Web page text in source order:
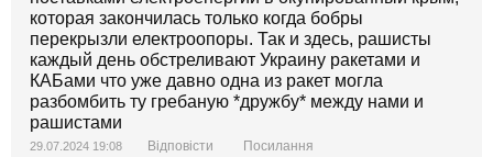
которая закончилась только когда бобры
перекрызли електроопоры. Так и здесь, рашисты
каждый день обстреливают Украину ракетами и
КАБами что уже давно одна из ракет могла
разбомбить ту гребаную *дружбу* между нами и
рашистами
29.07.2024 19:08 Відповісти Посилання